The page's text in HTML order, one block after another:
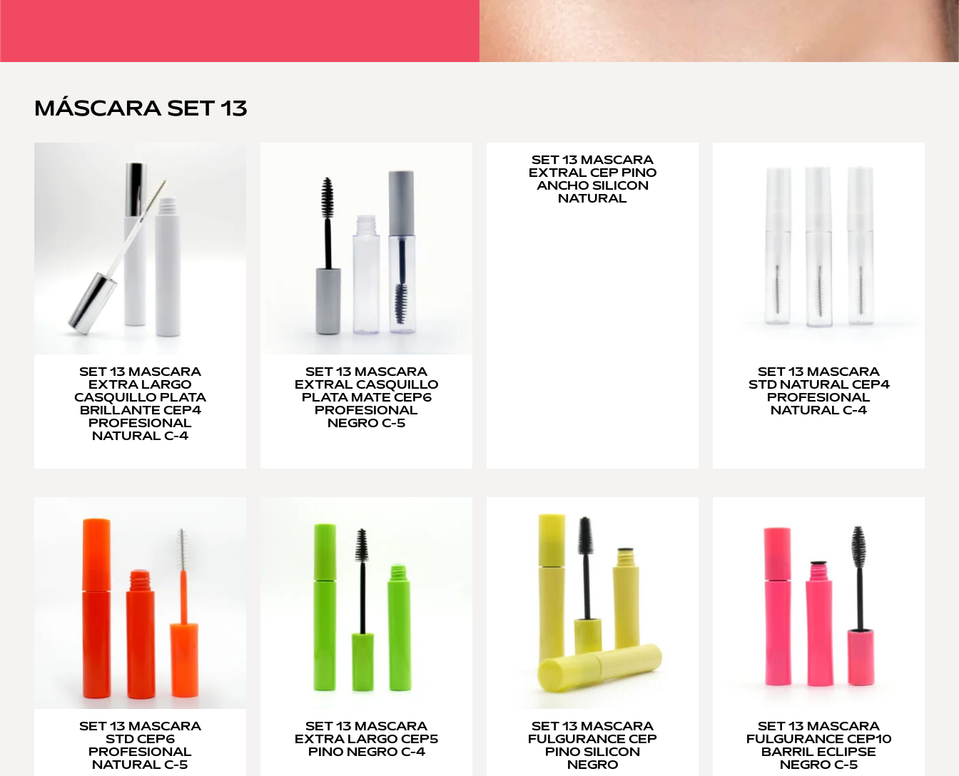
MÁSCARA SET 13
SET 13 MASCARA
EXTRA LARGO
CASQUILLO PLATA
BRILLANTE CEP4
PROFESIONAL
NATURAL C-4
SET 13 MASCARA
EXTRAL CASQUILLO
PLATA MATE CEP6
PROFESIONAL
NEGRO C-5
SET 13 MASCARA
EXTRAL CEP PINO
ANCHO SILICON
NATURAL
SET 13 MASCARA
STD NATURAL CEP4
PROFESIONAL
NATURAL C-4
SET 13 MASCARA
STD CEP6
PROFESIONAL
NATURAL C-5
SET 13 MASCARA
EXTRA LARGO CEP5
PINO NEGRO C-4
SET 13 MASCARA
FULGURANCE CEP
PINO SILICON
NEGRO
SET 13 MASCARA
FULGURANCE CEP10
BARRIL ECLIPSE
NEGRO C-5